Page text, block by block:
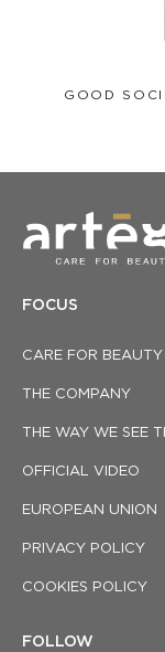
GOOD
FOCUS
CARE FOR BEAUTY
THE COMPANY
THE WAY WE SEE
OFFICIAL VIDEO
EUROPEAN UNION
PRIVACY POLICY
COOKIES POLICY
FOLLOW